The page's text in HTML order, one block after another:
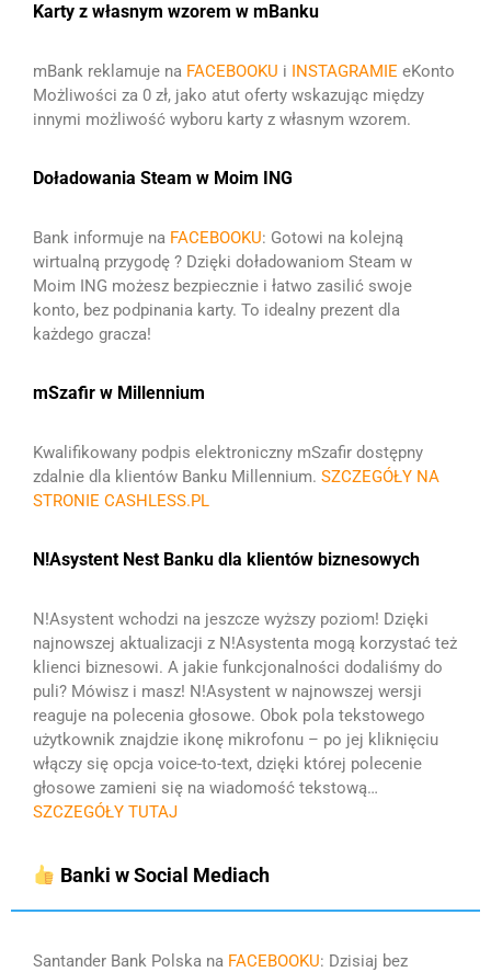
Karty z własnym wzorem w mBanku
mBank reklamuje na FACEBOOKU i INSTAGRAMIE eKonto
Możliwości za 0 zł, jako atut oferty wskazując między
innymi możliwość wyboru karty z własnym wzorem.
Doładowania Steam w Moim ING
Bank informuje na FACEBOOKU: Gotowi na kolejną
wirtualną przygodę ? Dzięki doładowaniom Steam w
Moim ING możesz bezpiecznie i łatwo zasilić swoje
konto, bez podpinania karty. To idealny prezent dla
każdego gracza!
mSzafir w Millennium
Kwalifikowany podpis elektroniczny mSzafir dostępny
zdalnie dla klientów Banku Millennium. SZCZEGÓŁY NA
STRONIE CASHLESS.PL
N!Asystent Nest Banku dla klientów biznesowych
N!Asystent wchodzi na jeszcze wyższy poziom! Dzięki
najnowszej aktualizacji z N!Asystenta mogą korzystać też
klienci biznesowi. A jakie funkcjonalności dodaliśmy do
puli? Mówisz i masz! N!Asystent w najnowszej wersji
reaguje na polecenia głosowe. Obok pola tekstowego
użytkownik znajdzie ikonę mikrofonu – po jej kliknięciu
włączy się opcja voice-to-text, dzięki której polecenie
głosowe zamieni się na wiadomość tekstową…
SZCZEGÓŁY TUTAJ
Banki w Social Mediach
Santander Bank Polska na FACEBOOKU: Dzisiaj bez